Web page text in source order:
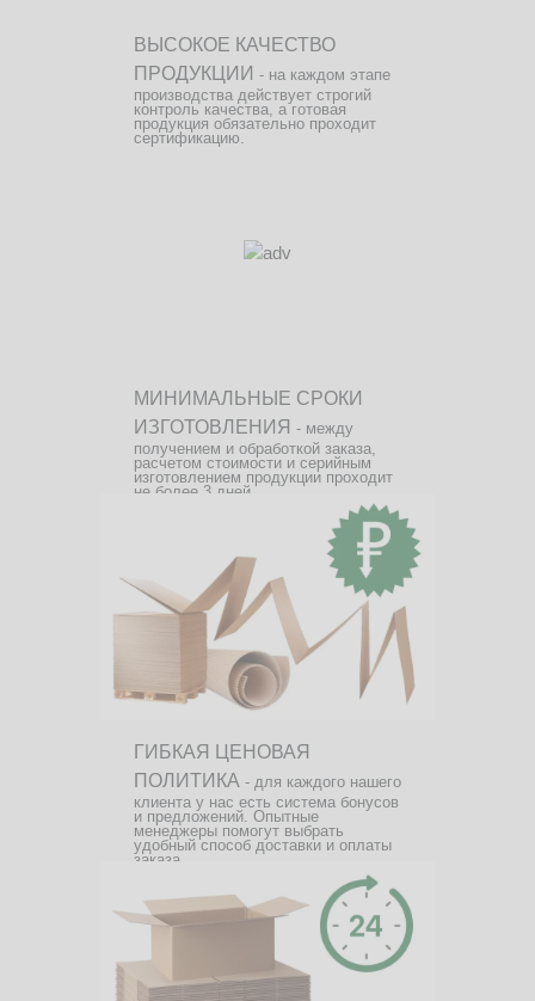
ВЫСОКОЕ КАЧЕСТВО
ПРОДУКЦИИ - на каждом этапе
производства действует строгий
контроль качества, а готовая
продукция обязательно проходит
сертификацию.
МИНИМАЛЬНЫЕ СРОКИ
ИЗГОТОВЛЕНИЯ - между
получением и обработкой заказа,
расчетом стоимости и серийным
изготовлением продукции проходит
не более 3 дней.
ГИБКАЯ ЦЕНОВАЯ
ПОЛИТИКА - для каждого нашего
клиента у нас есть система бонусов
и предложений. Опытные
менеджеры помогут выбрать
удобный способ доставки и оплаты
заказа.